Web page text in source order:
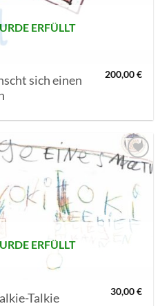
ERFÜLLT
sich einen
200,00€
AUF MEINE
SETZEN
ERFÜLLT
Talkie 30,00€